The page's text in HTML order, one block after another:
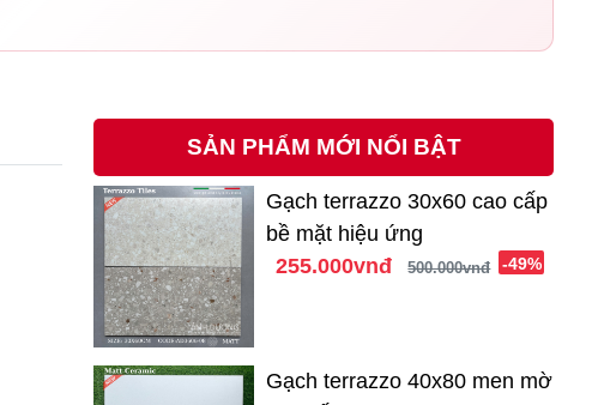
SẢN PHẨM MỚI NỔI BẬT
Gạch terrazzo 30x60 cao cấp
bề mặt hiệu ứng
255.000vnđ
500.000vnđ -49%
Gạch terrazzo 40x80 men mờ